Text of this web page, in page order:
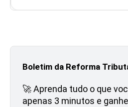
Boletim da Reforma
🚀 Aprenda tudo o que
apenas 3 minutos e